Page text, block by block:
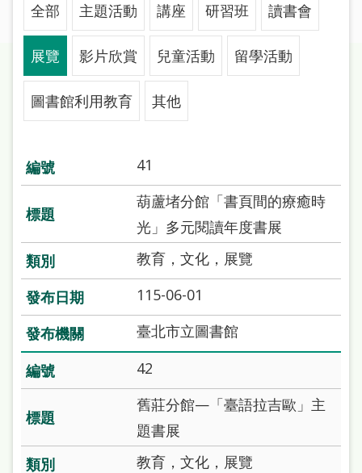
常
見
問
答
加
市
圖
網
站
導
覽
閱
讀
網
兒
版
全部 主題活動 講座 研習班 讀書會
展覽 影片欣賞 兒童活動 留學活動
圖書館利用教育 其他
41
葫蘆堵分館「書頁間的療癒時
光」多元閱讀年度書展
教育，文化，展覽
115-06-01
臺北市立圖書館
42
舊莊分館—「臺語拉吉歐」主
題書展
教育，文化，展覽